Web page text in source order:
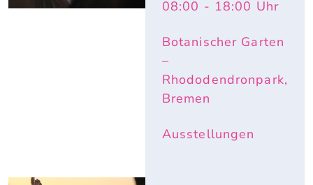
08:00 - 18:00 Uhr
Botanischer Garten
–
Rhododendronpark,
Bremen
Ausstellungen